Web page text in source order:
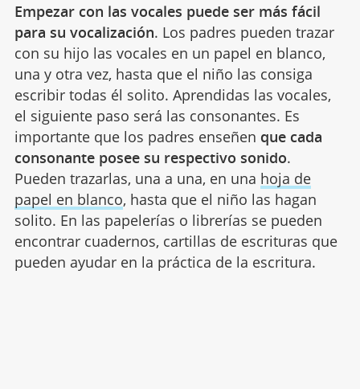
Empezar con las vocales puede ser más fácil
para su vocalización. Los padres pueden trazar
con su hijo las vocales en un papel en blanco,
una y otra vez, hasta que el niño las consiga
escribir todas él solito. Aprendidas las vocales,
el siguiente paso será las consonantes. Es
importante que los padres enseñen que cada
consonante posee su respectivo sonido.
Pueden trazarlas, una a una, en una hoja de
papel en blanco, hasta que el niño las hagan
solito. En las papelerías o librerías se pueden
encontrar cuadernos, cartillas de escrituras que
pueden ayudar en la práctica de la escritura.